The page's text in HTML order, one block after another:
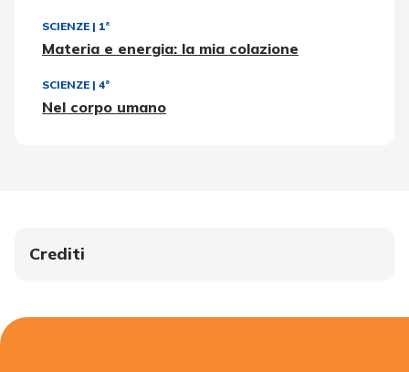
SCIENZE | 1ª
Materia e energia: la mia colazione
SCIENZE | 4ª
Nel corpo umano
Crediti